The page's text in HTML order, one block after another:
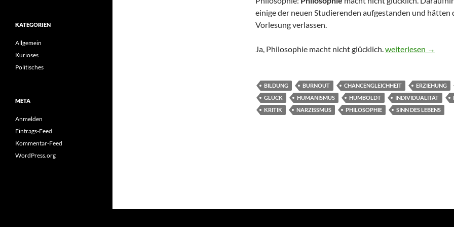
einige der neuen Studierenden aufgestanden und hätten
Vorlesung verlassen.
Ja, Philosophie macht nicht glücklich.Macht Bildung
weiterlesen →
BILDUNG BURNOUT CHANCENGLEICHHEIT ERZIEHUNG
GLÜCK
HUMANISMUS HUMBOLDT INDIVIDUALITÄT
KRITIK
NARZISSMUS PHILOSOPHIE SINN DES LEBENS
KATEGORIEN
Allgemein
Kurioses
Politisches
META
Anmelden
Eintrags-Feed
Kommentar-Feed
WordPress.org